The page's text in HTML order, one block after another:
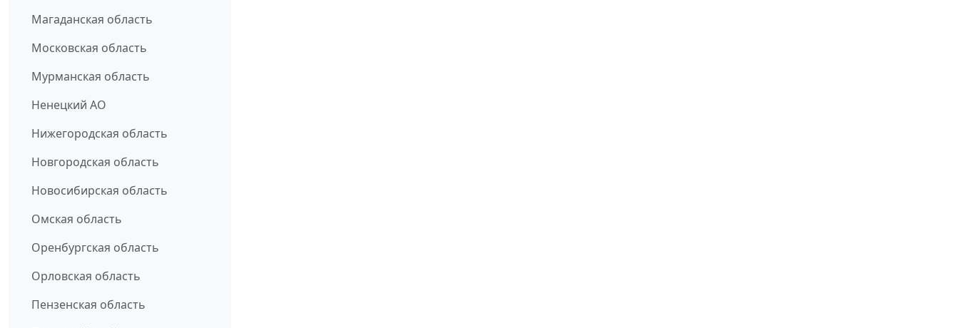
Магаданская область
Московская область
Мурманская область
Ненецкий АО
Нижегородская область
Новгородская область
Новосибирская область
Омская область
Оренбургская область
Орловская область
Пензенская область